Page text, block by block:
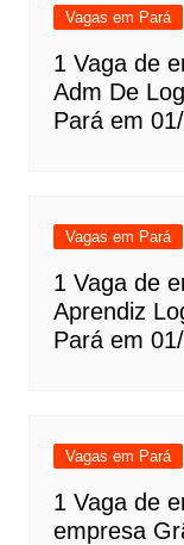
Vagas em Pará
1 Vaga de
Adm De
Pará em
Vagas em Pará
1 Vaga de
Aprendiz
Pará em
Vagas em Pará
1 Vaga de
empresa